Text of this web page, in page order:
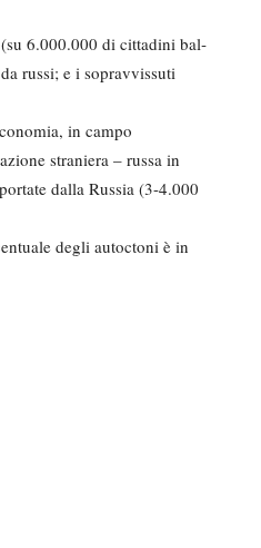
6.000.000 di cittadini bal­
russi; e i sopravvissuti
in campo
straniera – russa in
dalla Russia (3-4.000
degli autoctoni è in